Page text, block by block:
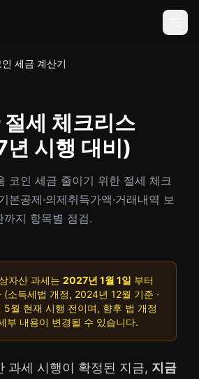
인 세금 계산기
세 체크리스
시행 대비)
코인 세금 줄이기 위한 절세 체크
본공제·의제취득가액·거래내역 보
까지 항목별 점검.
자산 과세는 2027년 1월 1일 부터
소득세법 개정, 2024년 12월 기준 ·
월 현재 시행 전이며, 향후 법 개정
부 내용이 변경될 수 있습니다.
과세 시행이 확정된 지금, 지금